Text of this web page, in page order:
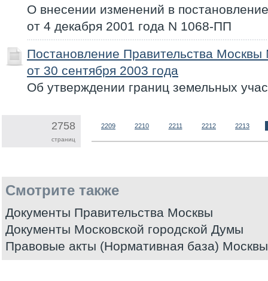
О внесении изменений в
от 4 декабря 2001 года N 1068-ПП
Постановление Правительства
от 30 сентября 2003 года
Об утверждении границ земельных
2758
страниц
2209 2210 2211 2212 2213
Смотрите также
Документы Правительства Москвы
Документы Московской городской Думы
Правовые акты (Нормативная база) Москвы